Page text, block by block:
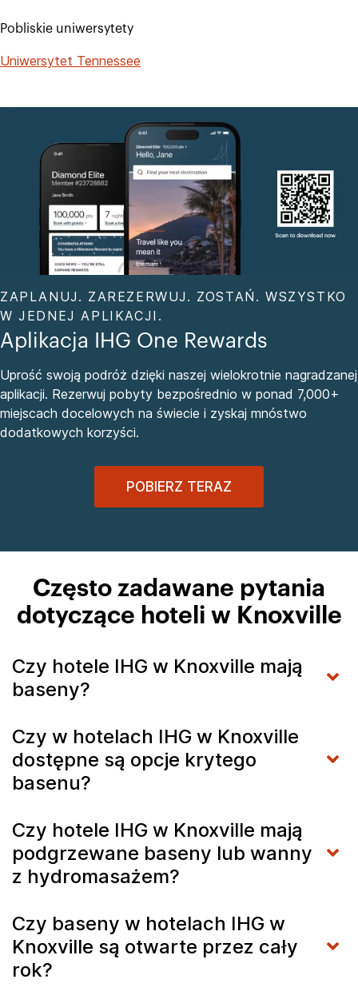
Pobliskie uniwersytety
Uniwersytet Tennessee
ZAPLANUJ. ZAREZERWUJ. ZOSTAŃ. WSZYSTKO
W JEDNEJ APLIKACJI.
Aplikacja IHG One Rewards
Uprość swoją podróż dzięki naszej wielokrotnie nagradzanej
aplikacji. Rezerwuj pobyty bezpośrednio w ponad 7,000+
miejscach docelowych na świecie i zyskaj mnóstwo
dodatkowych korzyści.
POBIERZ TERAZ
Często zadawane pytania
dotyczące hoteli w Knoxville
Czy hotele IHG w Knoxville mają
baseny?
Czy w hotelach IHG w Knoxville
dostępne są opcje krytego
basenu?
Czy hotele IHG w Knoxville mają
podgrzewane baseny lub wanny
z hydromasażem?
Czy baseny w hotelach IHG w
Knoxville są otwarte przez cały
rok?